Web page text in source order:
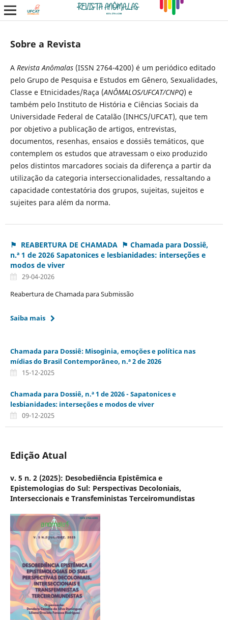
Sobre a Revista
A Revista Anômalas(ISSN 2764-4200) é um periódico editado
pelo Grupo de Pesquisa e Estudos em Gênero, Sexualidades,
Classe e Etnicidades/Raça (ANÔMALOS/UFCAT/CNPQ) e
também pelo Instituto de História e Ciências Sociais da
Universidade Federal de Catalão (INHCS/UFCAT), que tem
por objetivo a publicação de artigos, entrevistas,
documentos, resenhas, ensaios e dossiês temáticos, que
contemplem os estudos que atravessam o eixo produzido
pelos distintos marcadores sociais da diferença a partir da
utilização da categoria interseccionalidades, ressaltando a
capacidade contestatória dos grupos, sujeitas, sujeitos e
sujeites para além da norma.
⚑ REABERTURA DE CHAMADA ⚑ Chamada para Dossiê,
n.ª 1 de 2026 Sapatonices e lesbianidades: interseções e
modos de viver
29-04-2026
Reabertura de Chamada para Submissão
Saiba mais
Chamada para Dossiê: Misoginia, emoções e política nas
mídias do Brasil Contemporâneo, n.ª 2 de 2026
15-12-2025
Chamada para Dossiê, n.ª 1 de 2026 - Sapatonices e
lesbianidades: interseções e modos de viver
09-12-2025
Edição Atual
v. 5 n. 2 (2025): Desobediência Epistêmica e
Epistemologias do Sul: Perspectivas Decoloniais,
Interseccionais e Transfeministas Terceiromundistas